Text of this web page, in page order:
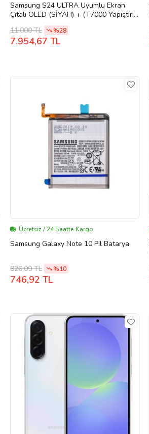
Samsung S24 ULTRA Uyumlu Ekran
Çıtalı OLED (SİYAH) + (T7000 Yapıştırıcı
15 ML) + Tamir Seti
11.000 TL %28
7.954,67 TL
Ücretsiz / 24 Saatte Kargo
Samsung Galaxy Note 10 Pil Batarya
826,09 TL %10
746,92 TL